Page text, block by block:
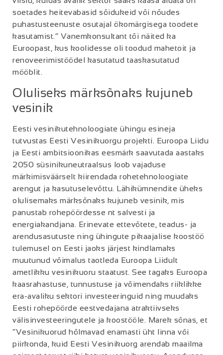
soetades heitevabasid sõidukeid või nõudes
puhastusteenuste osutajal ökomärgisega toodete
kasutamist.” Vanemkonsultant tõi näited ka
Euroopast, kus koolidesse oli toodud mahetoit ja
renoveerimistöödel kasutatud taaskasutatud
mööblit.
Oluliseks märksõnaks kujuneb
vesinik
Eesti vesinikutehnoloogiate ühingu esineja
tutvustas Eesti Vesinikuorgu projekti. Euroopa Liidu
ja Eesti ambitsioonikas eesmärk saavutada aastaks
2050 süsinikuneutraalsus loob vajaduse
märkimisväärselt kiirendada rohetehnoloogiate
arengut ja kasutuselevõttu. Lähikümnendite üheks
olulisemaks märksõnaks kujuneb vesinik, mis
panustab rohepöördesse nt salvesti ja
energiakandjana. Erinevate ettevõtete, teadus- ja
arendusasutuste ning ühingute pikaajalise koostöö
tulemusel on Eesti jaoks järjest kindlamaks
muutunud võimalus taotleda Euroopa Liidult
ametlikku vesinikuoru staatust. See tagaks Euroopa
kaasrahastuse, tunnustuse ja võimendaks riiklikke
era-avaliku sektori investeeringuid ning muudaks
Eesti rohepöörde eestvedajana atraktiivseks
välisinvesteeringutele ja koostööle. Marek sõnas, et
“Vesinikuorud hõlmavad enamasti üht linna või
piirkonda, kuid Eesti Vesinikuorg arendab maailma